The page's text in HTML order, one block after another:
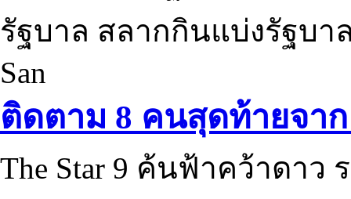
รัฐบาล สลากกินแบ่งรัฐบา
San
ติดตาม 8 คนสุดท้ายจาก
The Star 9 ค้นฟ้าคว้าดาว